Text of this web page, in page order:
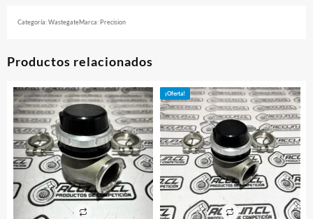
Categoría:WastegateMarca: Precision
Productos relacionados
¡Oferta!